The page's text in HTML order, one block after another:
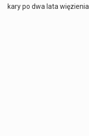
kary po dwa lata więzienia.